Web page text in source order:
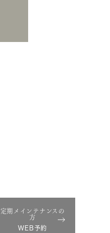
定期メインテナンスの
方
WEB予約